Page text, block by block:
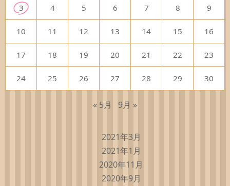
3 4 5 6 7 8 9
10 11 12 13 14 15 16
17 18 19 20 21 22 23
24 25 26 27 28 29 30
« 5月 9月 »
2021年3月
2021年1月
2020年11月
2020年9月